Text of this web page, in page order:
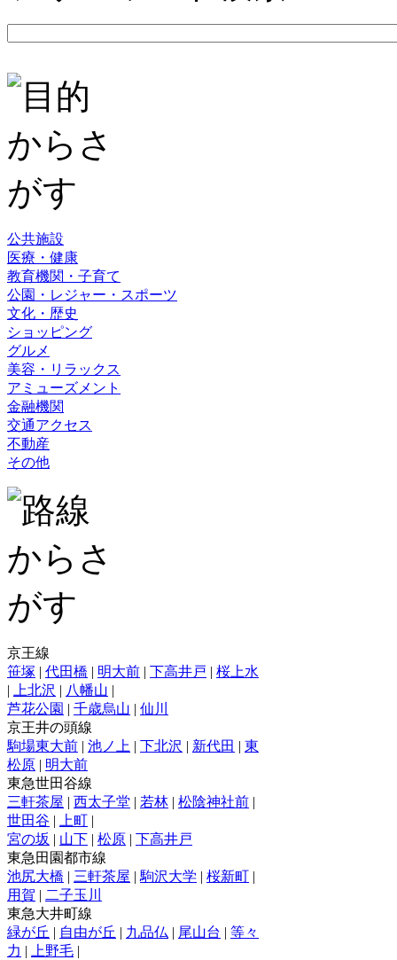
公共施設
医療・健康
教育機関・子育て
公園・レジャー・スポーツ
文化・歴史
ショッピング
グルメ
美容・リラックス
アミューズメント
金融機関
交通アクセス
不動産
その他
京王線
笹塚 | 代田橋 | 明大前 | 下高井戸 | 桜上水
|
上北沢 | 八幡山 |
芦花公園 | 千歳烏山 | 仙川
京王井の頭線
駒場東大前 | 池ノ上 | 下北沢 | 新代田 | 東
松原 | 明大前
東急世田谷線
三軒茶屋 | 西太子堂 | 若林 | 松陰神社前 |
世田谷 | 上町 |
宮の坂 | 山下 | 松原 | 下高井戸
東急田園都市線
池尻大橋 | 三軒茶屋 | 駒沢大学 | 桜新町 |
用賀 | 二子玉川
東急大井町線
緑が丘 | 自由が丘 | 九品仏 | 尾山台 | 等々
力 | 上野毛 |